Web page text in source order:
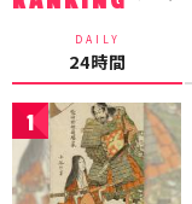
DAILY
24時間
1